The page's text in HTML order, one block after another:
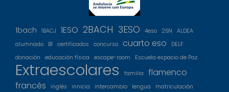
1bach 1BACJ 1ESO 2BACH 3ESO 4eso 25N
ALDEA
alumnado
B1 certificados concurso cuarto eso
DELF
donación
educación física escape-room Escuela espacio de Paz
Extraescolares familia
flamenco
francés
inglés innicia intercambio lengua
matriculación